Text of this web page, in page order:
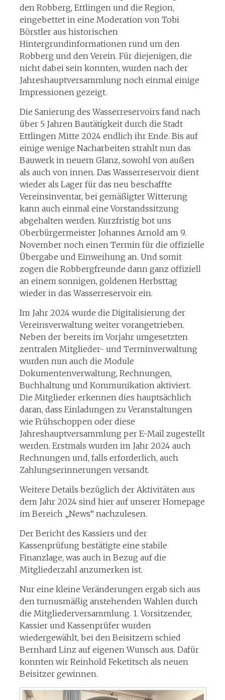
den Robberg, Ettlingen und die Region,
eingebettet in eine Moderation von Tobi
Börstler aus historischen
Hintergrundinformationen rund um den
Robberg und den Verein. Für diejenigen, die
nicht dabei sein konnten, wurden nach der
Jahreshauptversammlung noch einmal einige
Impressionen gezeigt.
Die Sanierung des Wasserreservoirs fand nach
über 5 Jahren Bautätigkeit durch die Stadt
Ettlingen Mitte 2024 endlich ihr Ende. Bis auf
einige wenige Nacharbeiten strahlt nun das
Bauwerk in neuem Glanz, sowohl von außen
als auch von innen. Das Wasserreservoir dient
wieder als Lager für das neu beschaffte
Vereinsinventar, bei gemäßigter Witterung
kann auch einmal eine Vorstandssitzung
abgehalten werden. Kurzfristig bot uns
Oberbürgermeister Johannes Arnold am 9.
November noch einen Termin für die offizielle
Übergabe und Einweihung an. Und somit
zogen die Robbergfreunde dann ganz offiziell
an einem sonnigen, goldenen Herbsttag
wieder in das Wasserreservoir ein.
Im Jahr 2024 wurde die Digitalisierung der
Vereinsverwaltung weiter vorangetrieben.
Neben der bereits im Vorjahr umgesetzten
zentralen Mitglieder- und Terminverwaltung
wurden nun auch die Module
Dokumentenverwaltung, Rechnungen,
Buchhaltung und Kommunikation aktiviert.
Die Mitglieder erkennen dies hauptsächlich
daran, dass Einladungen zu Veranstaltungen
wie Frühschoppen oder diese
Jahreshauptversammlung per E-Mail zugestellt
werden. Erstmals wurden im Jahr 2024 auch
Rechnungen und, falls erforderlich, auch
Zahlungserinnerungen versandt.
Weitere Details bezüglich der Aktivitäten aus
dem Jahr 2024 sind hier auf unserer Homepage
im Bereich „News“ nachzulesen.
Der Bericht des Kassiers und der
Kassenprüfung bestätigte eine stabile
Finanzlage, was auch in Bezug auf die
Mitgliederzahl anzumerken ist.
Nur eine kleine Veränderungen ergab sich aus
den turnusmäßig anstehenden Wahlen durch
die Mitgliederversammlung. 1. Vorsitzender,
Kassier und Kassenprüfer wurden
wiedergewählt, bei den Beisitzern schied
Bernhard Linz auf eigenen Wunsch aus. Dafür
konnten wir Reinhold Feketitsch als neuen
Beisitzer gewinnen.